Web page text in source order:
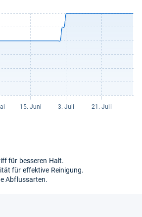
für bes­se­ren Halt.
für effek­tive Rei­ni­gung.
Abfluss­ar­ten.